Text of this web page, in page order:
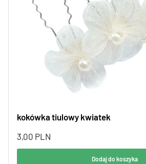
kokówka tiulowy kwiatek
3,00 PLN
Dodaj do koszyka